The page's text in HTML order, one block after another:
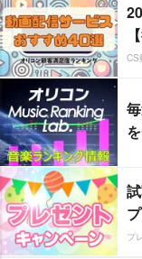
CS
プ